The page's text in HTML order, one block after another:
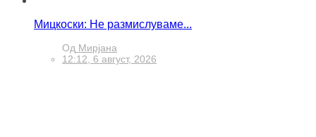
Мицкоски: Не размислуваме...
Од Мирјана
12:12, 6 август, 2026